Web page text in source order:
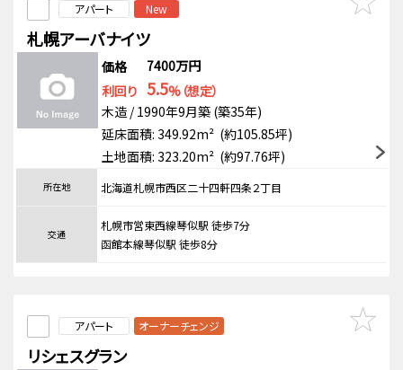
アパート New
札幌アーバナイツ
価格
7400万円
利回り 5.5%（想定）
木造 / 1990年9月築 (築35年)
延床面積: 349.92m² (約105.85坪)
土地面積: 323.20m² (約97.76坪)
所在地 北海道札幌市西区二十四軒四条２丁目
交通
札幌市営東西線琴似駅 徒歩7分
函館本線琴似駅 徒歩8分
アパート オーナーチェンジ
リシェスグラン